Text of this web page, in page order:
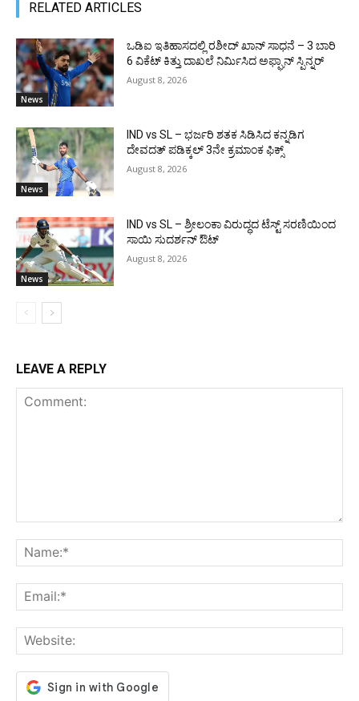
RELATED ARTICLES
News
ಒಡಿಐ ಇತಿಹಾಸದಲ್ಲಿ ರಶೀದ್ ಖಾನ್ ಸಾಧನೆ – 3 ಬಾರಿ
6 ವಿಕೆಟ್ ಕಿತ್ತು ದಾಖಲೆ ನಿರ್ಮಿಸಿದ ಅಫ್ಘಾನ್ ಸ್ಪಿನ್ನರ್
August 8, 2026
News
IND vs SL – ಭರ್ಜರಿ ಶತಕ ಸಿಡಿಸಿದ ಕನ್ನಡಿಗ
ದೇವದತ್ ಪಡಿಕ್ಕಲ್ 3ನೇ ಕ್ರಮಾಂಕ ಫಿಕ್ಸ್
August 8, 2026
News
IND vs SL – ಶ್ರೀಲಂಕಾ ವಿರುದ್ಧದ ಟೆಸ್ಟ್ ಸರಣಿಯಿಂದ
ಸಾಯಿ ಸುದರ್ಶನ್ ಔಟ್
August 8, 2026
LEAVE A REPLY